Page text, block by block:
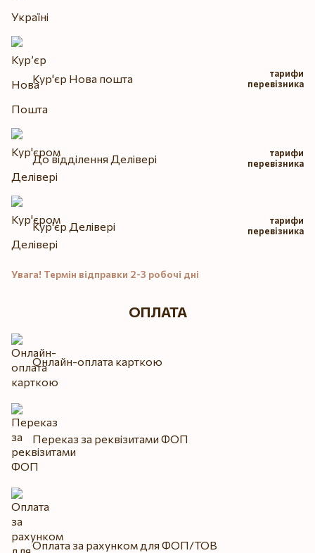
Кур'єр Нова пошта
тарифи
перевізника
До відділення Делівері
тарифи
перевізника
Кур'єр Делівері
тарифи
перевізника
Увага! Термін відправки 2-3 робочі дні
ОПЛАТА
Онлайн-оплата карткою
Переказ за реквізитами ФОП
Оплата за рахунком для ФОП/ТОВ